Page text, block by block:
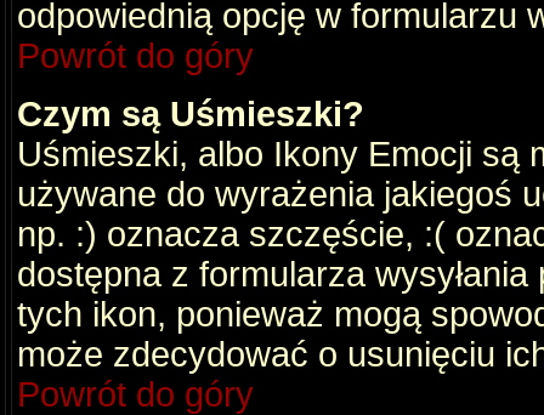
odpowiednią opcję w formularzu
Powrót do góry
Czym są Uśmieszki?
Uśmieszki, albo Ikony Emocji są
używane do wyrażenia jakiegoś
np. :) oznacza szczęście, :(
dostępna z formularza
tych ikon, ponieważ mogą
może zdecydować o usunięciu
Powrót do góry